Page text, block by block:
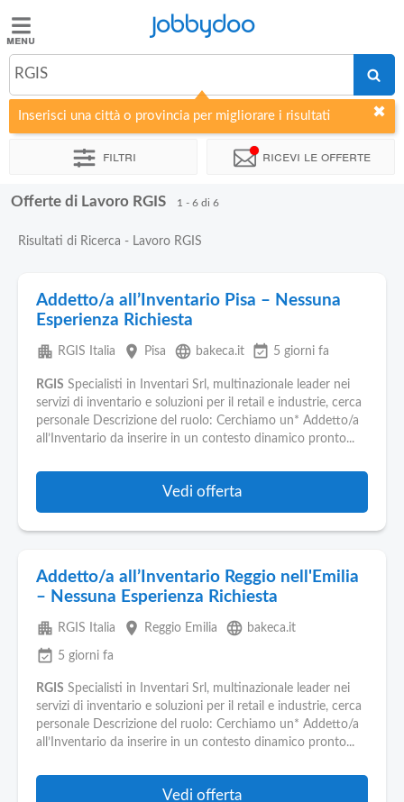
Jobbydoo
Offerte
di
lavoro
Elenco
Blog
Pubblica
Offerte
Jobbydoo
RGIS
Inserisci una città o provincia per migliorare i risultati
Filtri Ricevi le offerte
Offerte di Lavoro RGIS 1 - 6 di 6
Risultati di Ricerca - Lavoro RGIS
Addetto/a all’Inventario Pisa – Nessuna
Esperienza Richiesta
apartment RGIS Italia place Pisa language bakeca.it event_available 5 giorni fa
RGIS Specialisti in Inventari Srl, multinazionale leader nei
servizi di inventario e soluzioni per il retail e industrie, cerca
personale Descrizione del ruolo: Cerchiamo un* Addetto/a
all’Inventario da inserire in un contesto dinamico pronto...
Vedi offerta
Addetto/a all’Inventario Reggio nell'Emilia
– Nessuna Esperienza Richiesta
apartment RGIS Italia place Reggio Emilia language bakeca.it
event_available 5 giorni fa
RGIS Specialisti in Inventari Srl, multinazionale leader nei
servizi di inventario e soluzioni per il retail e industrie, cerca
personale Descrizione del ruolo: Cerchiamo un* Addetto/a
all’Inventario da inserire in un contesto dinamico pronto...
Vedi offerta